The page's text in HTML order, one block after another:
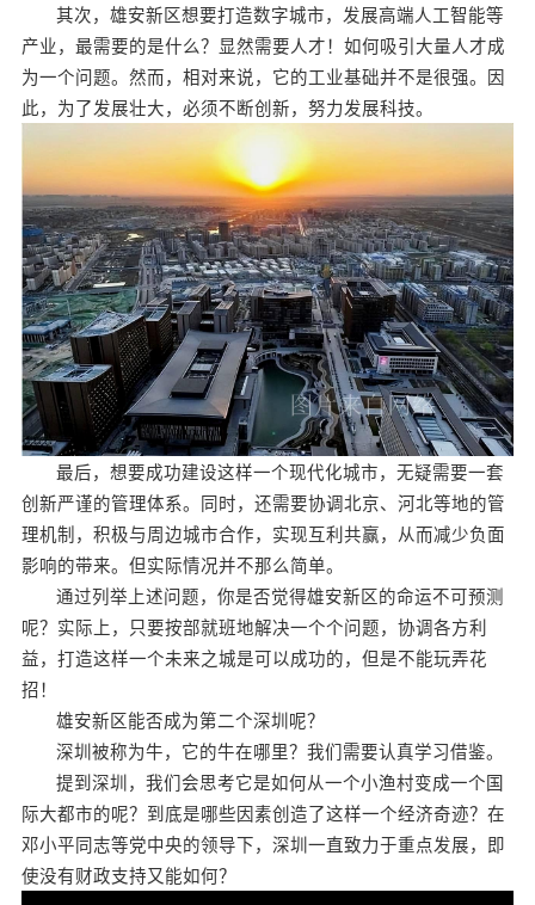
其次，雄安新区想要打造数字城市，发展高端人工智能等
产业，最需要的是什么？显然需要人才！如何吸引大量人才成
为一个问题。然而，相对来说，它的工业基础并不是很强。因
此，为了发展壮大，必须不断创新，努力发展科技。
最后，想要成功建设这样一个现代化城市，无疑需要一套
创新严谨的管理体系。同时，还需要协调北京、河北等地的管
理机制，积极与周边城市合作，实现互利共赢，从而减少负面
影响的带来。但实际情况并不那么简单。
通过列举上述问题，你是否觉得雄安新区的命运不可预测
呢？实际上，只要按部就班地解决一个个问题，协调各方利
益，打造这样一个未来之城是可以成功的，但是不能玩弄花
招！
雄安新区能否成为第二个深圳呢？
深圳被称为牛，它的牛在哪里？我们需要认真学习借鉴。
提到深圳，我们会思考它是如何从一个小渔村变成一个国
际大都市的呢？到底是哪些因素创造了这样一个经济奇迹？在
邓小平同志等党中央的领导下，深圳一直致力于重点发展，即
使没有财政支持又能如何？